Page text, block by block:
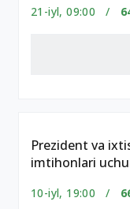
21-iyl, 09:00 /
Prezident va
imtihonlari
10-iyl, 19:00 /